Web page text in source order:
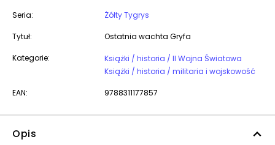
Seria:
Żółty Tygrys
Tytuł: Ostatnia wachta Gryfa
Kategorie:
Książki / historia / II Wojna Światowa
Książki / historia / militaria i wojskowość
EAN: 9788311177857
Opis